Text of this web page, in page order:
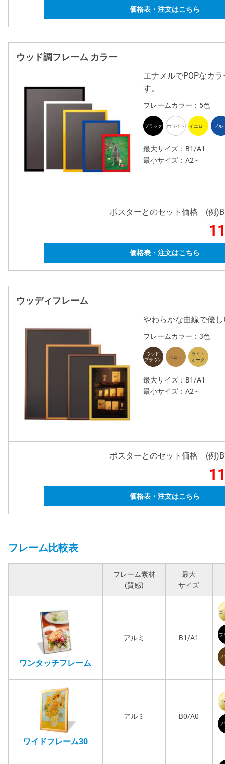
価格表・注文はこちら
ウッド調フレーム カラー
エナメルでPOPなカ
す。
フレームカラー：5色
最大サイズ：B1/A1
最小サイズ：A2～
ポスターとのセット価格 (例
価格表・注文はこちら
ウッディフレーム
やわらかな曲線で優
フレームカラー：3色
最大サイズ：B1/A1
最小サイズ：A2～
ポスターとのセット価格 (例
価格表・注文はこちら
フレーム比較表
フレーム素材
(質感)
最大
サイズ
ワンタッチフレーム
アルミ B1/A1
ワイドフレーム30
アルミ B0/A0